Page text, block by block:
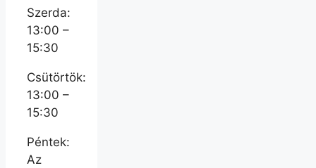
Szerda:
13:00 –
15:30
Csütörtök:
13:00 –
15:30
Péntek:
Az